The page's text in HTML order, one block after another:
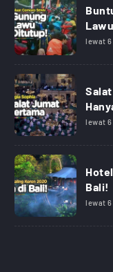
lewat
lewat
Bali!
lewat